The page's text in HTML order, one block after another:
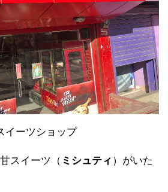
イーツショップ
スイーツ（ ミシュティ ）がいた